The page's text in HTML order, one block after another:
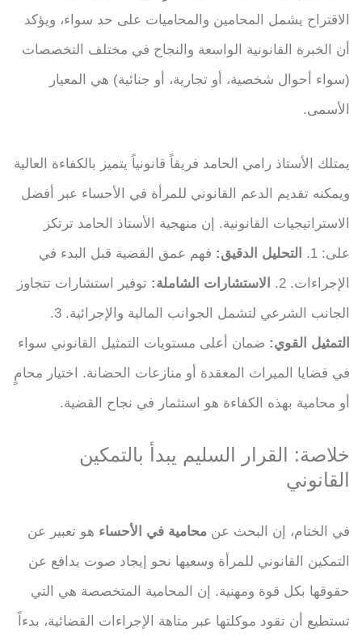
الاقتراح يشمل المحامين والمحاميات على حد سواء، ويؤكد
أن الخبرة القانونية الواسعة والنجاح في مختلف التخصصات
(سواء أحوال شخصية، أو تجارية، أو جنائية) هي المعيار
الأسمى.
يمتلك الأستاذ رامي الحامد فريقاً قانونياً يتميز بالكفاءة العالية
ويمكنه تقديم الدعم القانوني للمرأة في الأحساء عبر أفضل
الاستراتيجيات القانونية. إن منهجية الأستاذ الحامد ترتكز
على: 1.
التحليل الدقيق: فهم عمق القضية قبل البدء في
الإجراءات. 2.
الاستشارات الشاملة: توفير استشارات تتجاوز
الجانب الشرعي لتشمل الجوانب المالية والإجرائية. 3.
التمثيل القوي: ضمان أعلى مستويات التمثيل القانوني سواء
في قضايا الميراث المعقدة أو منازعات الحضانة. اختيار محامٍ
أو محامية بهذه الكفاءة هو استثمار في نجاح القضية.
خلاصة: القرار السليم يبدأ بالتمكين
القانوني
في الختام، إن البحث عن محامية في الأحساء هو تعبير عن
التمكين القانوني للمرأة وسعيها نحو إيجاد صوت يدافع عن
حقوقها بكل قوة ومهنية. إن المحامية المتخصصة هي التي
تستطيع أن تقود موكلتها عبر متاهة الإجراءات القضائية، بدءاً